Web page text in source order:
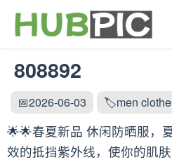
808892
📅2026-06-03 🏷️men
🌟🌟春夏新品 休闲防晒服，
效的抵挡紫外线，使你的肌